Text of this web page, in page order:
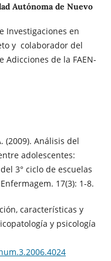
Autónoma de Nuevo
Investigaciones en
y colaborador del
Adicciones de la FAEN-
(2009). Análisis del
adolescentes:
3° ciclo de escuelas
17(3): 1-8.
características y
y psicología